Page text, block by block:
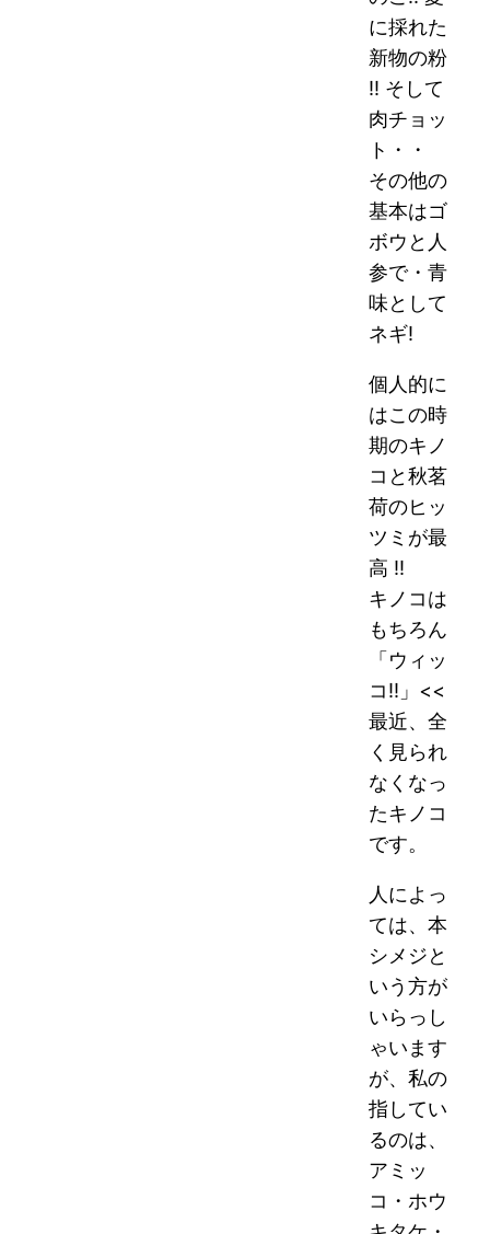
に採れた
新物の粉
!! そして
肉チョッ
ト・・
その他の
基本はゴ
ボウと人
参で・青
味として
ネギ!
個人的に
はこの時
期のキノ
コと秋茗
荷のヒッ
ツミが最
高 !!
キノコは
もちろん
「ウィッ
コ!!」<<
最近、全
く見られ
なくなっ
たキノコ
です。
人によっ
ては、本
シメジと
いう方が
いらっし
ゃいます
が、私の
指してい
るのは、
アミッ
コ・ホウ